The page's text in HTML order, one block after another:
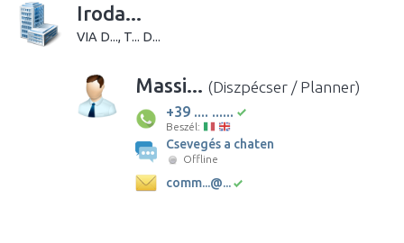
Iroda...
VIA D..., T... D...
Massi... (Diszpécser / Planner)
+39 .... ......
Beszél:
Csevegés a chaten
Offline
comm...@...